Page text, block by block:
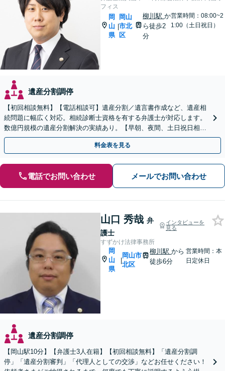
フィス
岡
山
県
|
岡山
市北
区
柳川駅か
ら徒歩2
分
営業時間：08:00~2
1:00（土日祝日）
遺産分割調停
【初回相談無料】【電話相談可】遺産分割／遺言書作成など、遺産相
続問題に幅広く対応。相続診断士資格を有する弁護士が対応します。
数億円規模の遺産分割解決の実績あり。【早朝、夜間、土日祝日相談
対応】【カード払い可】
料金表を見る
電話でお問い合わせ メールでお問い合わせ
山口 秀哉 弁
護士
インタビューを
見る
すずかけ法律事務所
岡
山
県
|
岡山市
北区
柳川駅から
徒歩6分
営業時間：本
日定休日
遺産分割調停
【岡山駅10分】【弁護士3人在籍】【初回相談無料】「遺産分割調
停」「遺産分割審判」「代理人としての交渉」などお任せください！